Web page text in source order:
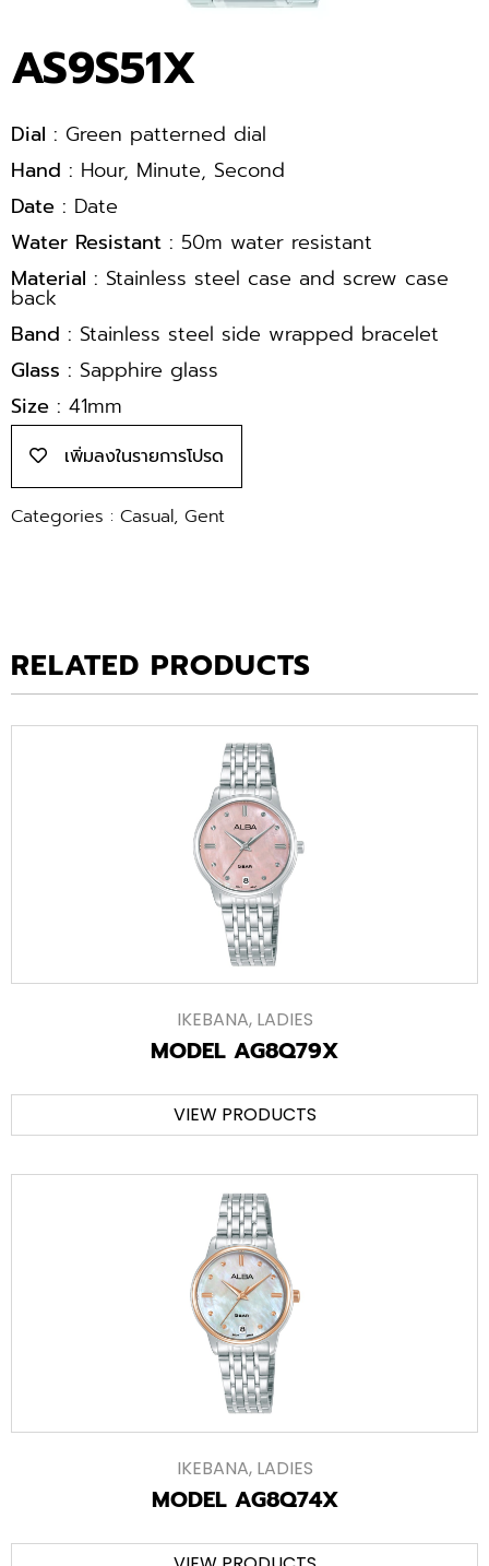
AS9S51X
Dial : Green patterned dial
Hand : Hour, Minute, Second
Date : Date
Water Resistant : 50m water resistant
Material : Stainless steel case and screw case
back
Band : Stainless steel side wrapped bracelet
Glass : Sapphire glass
Size : 41mm
เพิ่มลงในรายการโปรด
Categories : Casual, Gent
RELATED PRODUCTS
IKEBANA, LADIES
MODEL AG8Q79X
VIEW PRODUCTS
IKEBANA, LADIES
MODEL AG8Q74X